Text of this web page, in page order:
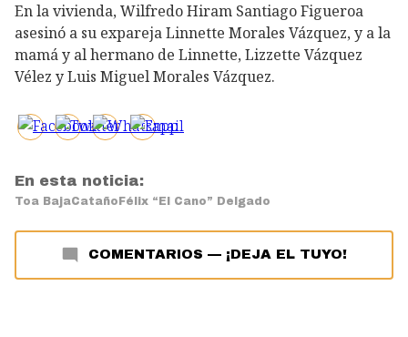
En la vivienda, Wilfredo Hiram Santiago Figueroa
asesinó a su expareja Linnette Morales Vázquez, y a la
mamá y al hermano de Linnette, Lizzette Vázquez
Vélez y Luis Miguel Morales Vázquez.
En esta noticia:
Toa BajaCataño Félix “El Cano” Delgado
COMENTARIOS — ¡DEJA EL TUYO!